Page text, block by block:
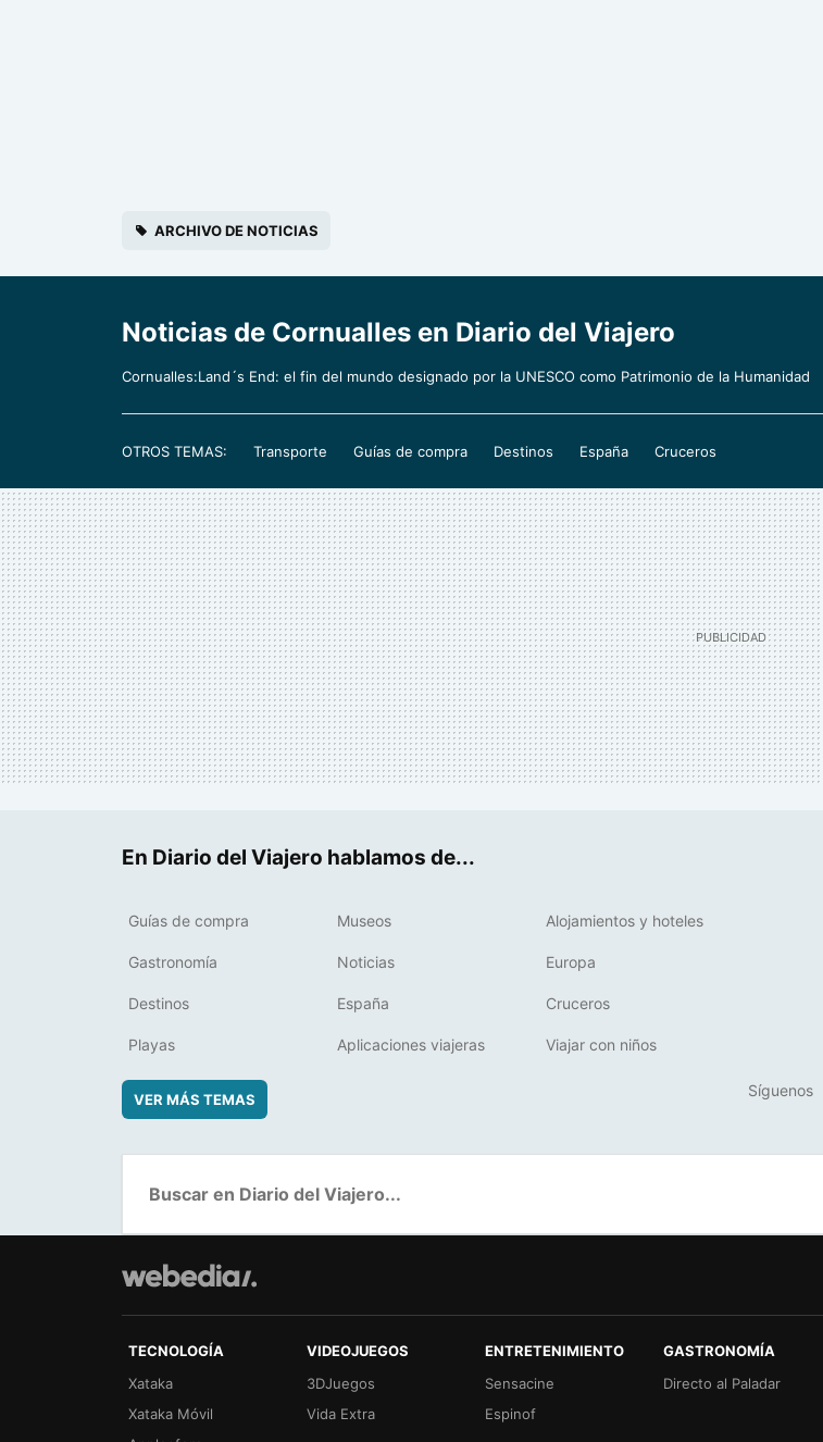
ARCHIVO DE NOTICIAS
Noticias de Cornualles en Diario del Viajero
Cornualles:Land´s End: el fin del mundo designado por la UNESCO como Patrimonio de la Humanidad
OTROS TEMAS: Transporte Guías de compra Destinos España Cruceros
Síguenos
En Diario del Viajero hablamos de...
Guías de compra Museos Alojamientos y hoteles
Gastronomía Noticias Europa
Destinos España Cruceros
Playas Aplicaciones viajeras Viajar con niños
VER MÁS TEMAS
TECNOLOGÍA
Xataka
Xataka Móvil
VIDEOJUEGOS
3DJuegos
Vida Extra
ENTRETENIMIENTO
Sensacine
Espinof
GASTRONOMÍA
Directo al Paladar